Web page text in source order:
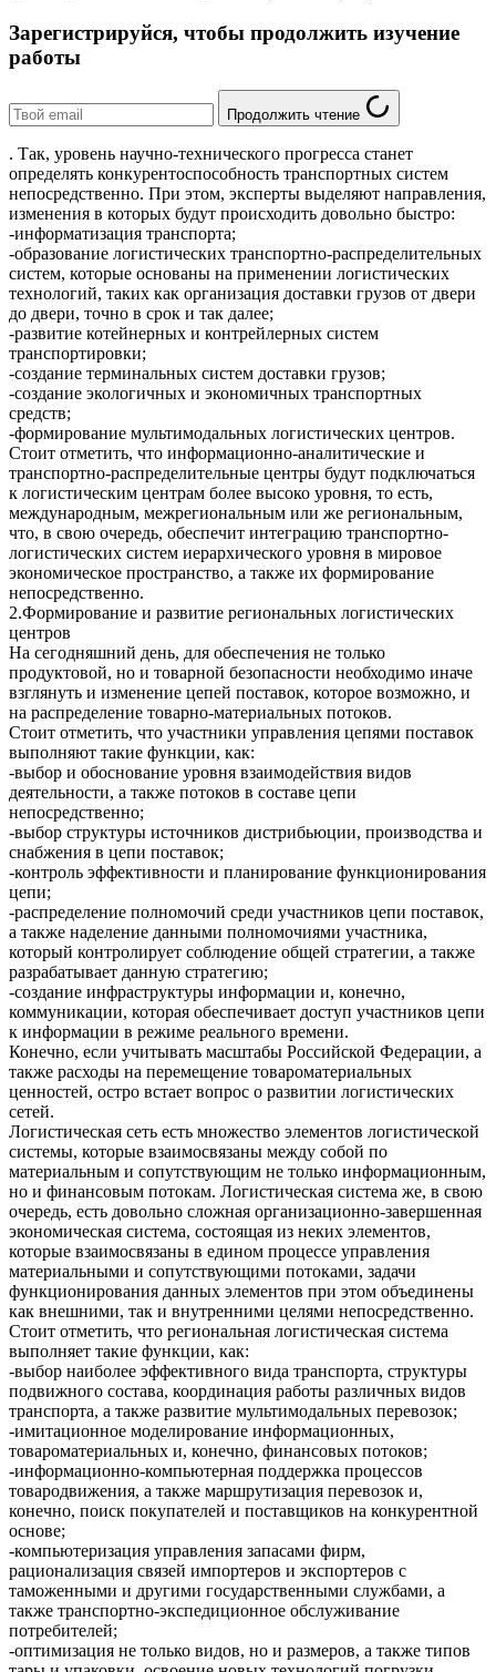
Зарегистрируйся, чтобы продолжить изучение
работы
Продолжить чтение
. Так, уровень научно-технического прогресса станет
определять конкурентоспособность транспортных систем
непосредственно. При этом, эксперты выделяют направления,
изменения в которых будут происходить довольно быстро:
-информатизация транспорта;
-образование логистических транспортно-распределительных
систем, которые основаны на применении логистических
технологий, таких как организация доставки грузов от двери
до двери, точно в срок и так далее;
-развитие котейнерных и контрейлерных систем
транспортировки;
-создание терминальных систем доставки грузов;
-создание экологичных и экономичных транспортных
средств;
-формирование мультимодальных логистических центров.
Стоит отметить, что информационно-аналитические и
транспортно-распределительные центры будут подключаться
к логистическим центрам более высоко уровня, то есть,
международным, межрегиональным или же региональным,
что, в свою очередь, обеспечит интеграцию транспортно-
логистических систем иерархического уровня в мировое
экономическое пространство, а также их формирование
непосредственно.
2.Формирование и развитие региональных логистических
центров
На сегодняшний день, для обеспечения не только
продуктовой, но и товарной безопасности необходимо иначе
взглянуть и изменение цепей поставок, которое возможно, и
на распределение товарно-материальных потоков.
Стоит отметить, что участники управления цепями поставок
выполняют такие функции, как:
-выбор и обоснование уровня взаимодействия видов
деятельности, а также потоков в составе цепи
непосредственно;
-выбор структуры источников дистрибьюции, производства и
снабжения в цепи поставок;
-контроль эффективности и планирование функционирования
цепи;
-распределение полномочий среди участников цепи поставок,
а также наделение данными полномочиями участника,
который контролирует соблюдение общей стратегии, а также
разрабатывает данную стратегию;
-создание инфраструктуры информации и, конечно,
коммуникации, которая обеспечивает доступ участников цепи
к информации в режиме реального времени.
Конечно, если учитывать масштабы Российской Федерации, а
также расходы на перемещение товароматериальных
ценностей, остро встает вопрос о развитии логистических
сетей.
Логистическая сеть есть множество элементов логистической
системы, которые взаимосвязаны между собой по
материальным и сопутствующим не только информационным,
но и финансовым потокам. Логистическая система же, в свою
очередь, есть довольно сложная организационно-завершенная
экономическая система, состоящая из неких элементов,
которые взаимосвязаны в едином процессе управления
материальными и сопутствующими потоками, задачи
функционирования данных элементов при этом объединены
как внешними, так и внутренними целями непосредственно.
Стоит отметить, что региональная логистическая система
выполняет такие функции, как:
-выбор наиболее эффективного вида транспорта, структуры
подвижного состава, координация работы различных видов
транспорта, а также развитие мультимодальных перевозок;
-имитационное моделирование информационных,
товароматериальных и, конечно, финансовых потоков;
-информационно-компьютерная поддержка процессов
товародвижения, а также маршрутизация перевозок и,
конечно, поиск покупателей и поставщиков на конкурентной
основе;
-компьютеризация управления запасами фирм,
рационализация связей импортеров и экспортеров с
таможенными и другими государственными службами, а
также транспортно-экспедиционное обслуживание
потребителей;
-оптимизация не только видов, но и размеров, а также типов